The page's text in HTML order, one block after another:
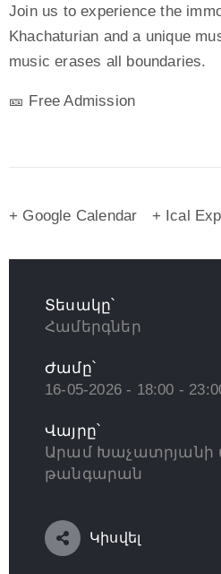
Join us to experience the
Khachaturian and a unique
music erases all boundaries.
🎫 Free Admission
+ Google Calendar + Ical
Տեսակը՝
Համերգներ
Ժամը՝
16-05-2026 - 18:00 -
Վայրը՝
Արամ Խաչատրյանի
թանգարան
Կիսվել